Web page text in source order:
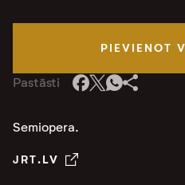
PIEVIENOT
Pastāsti
Semiopera.
JRT.LV